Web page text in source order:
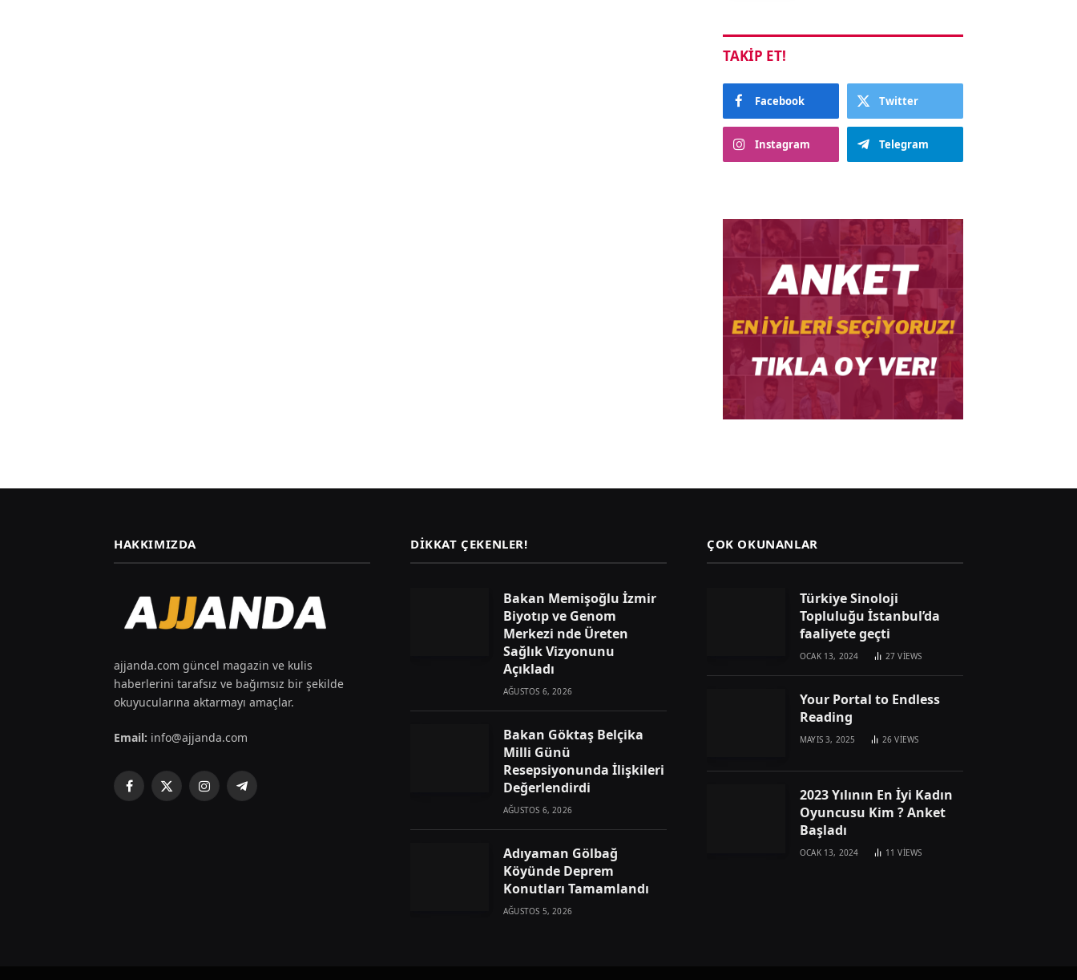
TAKIP ET!
Facebook Twitter
Instagram Telegram
HAKKIMIZDA
ajjanda.com güncel magazin ve kulis
haberlerini tarafsız ve bağımsız bir şekilde
okuyucularına aktarmayı amaçlar.
Email: info@ajjanda.com
Facebook
X
InstagramTelegram
DIKKAT ÇEKENLER!
Bakan Memişoğlu İzmir
Biyotıp ve Genom
Merkezi nde Üreten
Sağlık Vizyonunu
Açıkladı
AĞUSTOS 6, 2026
Bakan Göktaş Belçika
Milli Günü
Resepsiyonunda İlişkileri
Değerlendirdi
AĞUSTOS 6, 2026
Adıyaman Gölbağ
Köyünde Deprem
Konutları Tamamlandı
AĞUSTOS 5, 2026
ÇOK OKUNANLAR
Türkiye Sinoloji
Topluluğu İstanbul’da
faaliyete geçti
OCAK 13, 2024 27VIEWS
Your Portal to Endless
Reading
MAYIS 3, 2025 26VIEWS
2023 Yılının En İyi Kadın
Oyuncusu Kim ? Anket
Başladı
OCAK 13, 2024 11VIEWS